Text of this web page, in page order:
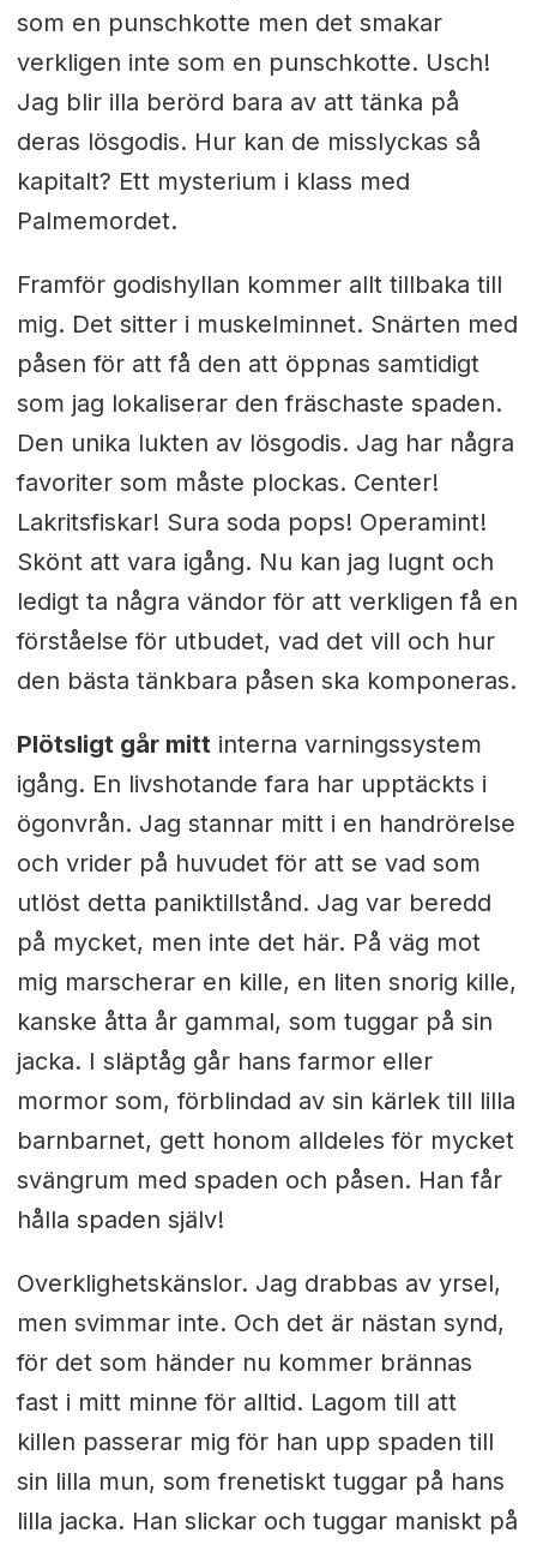
som en punschkotte men det smakar
verkligen inte som en punschkotte. Usch!
Jag blir illa berörd bara av att tänka på
deras lösgodis. Hur kan de misslyckas så
kapitalt? Ett mysterium i klass med
Palmemordet.
Framför godishyllan kommer allt tillbaka till
mig. Det sitter i muskelminnet. Snärten med
påsen för att få den att öppnas samtidigt
som jag lokaliserar den fräschaste spaden.
Den unika lukten av lösgodis. Jag har några
favoriter som måste plockas. Center!
Lakritsfiskar! Sura soda pops! Operamint!
Skönt att vara igång. Nu kan jag lugnt och
ledigt ta några vändor för att verkligen få en
förståelse för utbudet, vad det vill och hur
den bästa tänkbara påsen ska komponeras.
Plötsligt går mittinterna varningssystem
igång. En livshotande fara har upptäckts i
ögonvrån. Jag stannar mitt i en handrörelse
och vrider på huvudet för att se vad som
utlöst detta paniktillstånd. Jag var beredd
på mycket, men inte det här. På väg mot
mig marscherar en kille, en liten snorig kille,
kanske åtta år gammal, som tuggar på sin
jacka. I släptåg går hans farmor eller
mormor som, förblindad av sin kärlek till lilla
barnbarnet, gett honom alldeles för mycket
svängrum med spaden och påsen. Han får
hålla spaden själv!
Overklighetskänslor. Jag drabbas av yrsel,
men svimmar inte. Och det är nästan synd,
för det som händer nu kommer brännas
fast i mitt minne för alltid. Lagom till att
killen passerar mig för han upp spaden till
sin lilla mun, som frenetiskt tuggar på hans
lilla jacka. Han slickar och tuggar maniskt på